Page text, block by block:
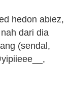
hedon abiez,
dari dia
(sendal,